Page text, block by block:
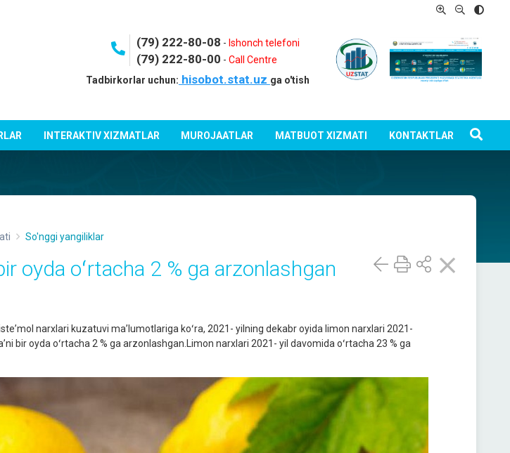
(79) 222-80-08 - Ishonch telefoni
(79) 222-80-00 -Call Centre
Tadbirkorlar uchun: hisobot.stat.uz ga o'tish
INTERAKTIV XIZMATLAR MUROJAATLAR MATBUOT XIZMATI KONTAKTLAR
So'nggi yangiliklar
oyda oʻrtacha 2 % ga arzonlashgan
narxlari kuzatuvi maʼlumotlariga koʻra, 2021- yilning dekabr oyida limon narxlari 2021-
bir oyda oʻrtacha 2 % ga arzonlashgan.Limon narxlari 2021- yil davomida oʻrtacha 23 % ga